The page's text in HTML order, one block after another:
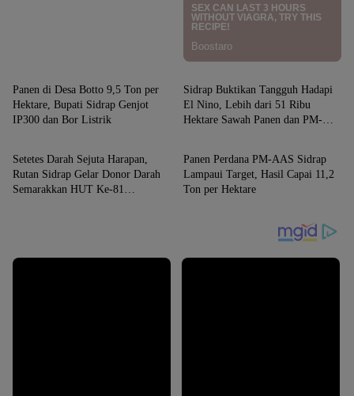
Panen di Desa Botto 9,5 Ton per
Hektare, Bupati Sidrap Genjot
IP300 dan Bor Listrik
Sidrap Buktikan Tangguh Hadapi
El Nino, Lebih dari 51 Ribu
Hektare Sawah Panen dan PM-
SIDRAP
Setetes Darah Sejuta Harapan,
Rutan Sidrap Gelar Donor Darah
Semarakkan HUT Ke-81
SIDRAP
Panen Perdana PM-AAS Sidrap
Lampaui Target, Hasil Capai 11,2
Ton per Hektare